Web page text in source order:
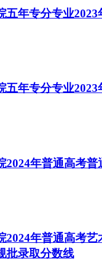
五年专分专业2023
五年专分专业2023
2024年普通高考普
2024年普通高考艺
批录取分数线